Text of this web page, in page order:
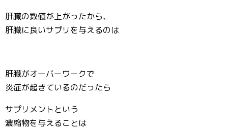
肝臓の数値が上がったから、
肝臓に良いサプリを与えるのは
肝臓がオーバーワークで
炎症が起きているのだったら
サプリメントという
濃縮物を与えることは